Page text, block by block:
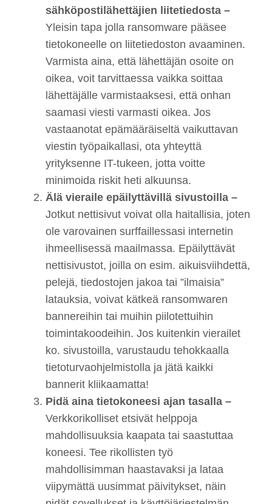
sähköpostilähettäjien liitetiedosta –
Yleisin tapa jolla ransomware pääsee
tietokoneelle on liitetiedoston avaaminen.
Varmista aina, että lähettäjän osoite on
oikea, voit tarvittaessa vaikka soittaa
lähettäjälle varmistaaksesi, että onhan
saamasi viesti varmasti oikea. Jos
vastaanotat epämääräiseltä vaikuttavan
viestin työpaikallasi, ota yhteyttä
yrityksenne IT-tukeen, jotta voitte
minimoida riskit heti alkuunsa.
Älä vieraile epäilyttävillä sivustoilla –
Jotkut nettisivut voivat olla haitallisia, joten
ole varovainen surffaillessasi internetin
ihmeellisessä maailmassa. Epäilyttävät
nettisivustot, joilla on esim. aikuisviihdettä,
pelejä, tiedostojen jakoa tai ”ilmaisia”
latauksia, voivat kätkeä ransomwaren
bannereihin tai muihin piilotettuihin
toimintakoodeihin. Jos kuitenkin vierailet
ko. sivustoilla, varustaudu tehokkaalla
tietoturvaohjelmistolla ja jätä kaikki
bannerit kliikaamatta!
Pidä aina tietokoneesi ajan tasalla –
Verkkorikolliset etsivät helppoja
mahdollisuuksia kaapata tai saastuttaa
koneesi. Tee rikollisten työ
mahdollisimman haastavaksi ja lataa
viipymättä uusimmat päivitykset, näin